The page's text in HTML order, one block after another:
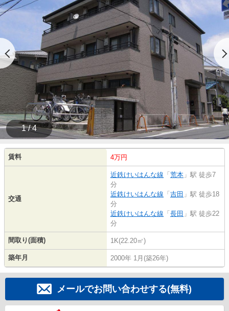
1 / 4
賃料 4万円
交通
近鉄けいはんな線 「 荒本 」駅 徒歩7
分
近鉄けいはんな線 「 吉田 」駅 徒歩18
分
近鉄けいはんな線 「 長田 」駅 徒歩22
分
間取り(面積) 1K(22.20㎡)
築年月 2000年 1月(築26年)
メールでお問い合わせする(無料)